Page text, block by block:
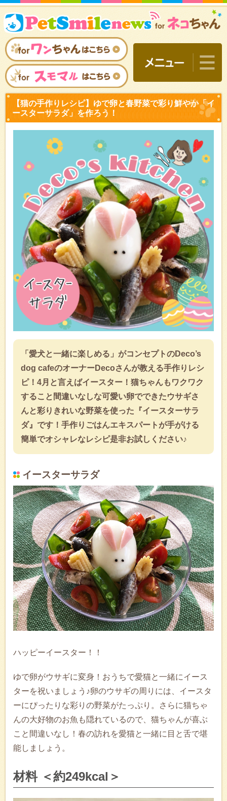
【猫の手作りレシピ】ゆで
ースターサラダ」を作ろう
「愛犬と一緒に楽しめる」がコンセプトのDeco’s
dog cafeのオーナーDecoさんが教える手作りレシ
ピ！4月と言えばイースター！猫ちゃんもワクワク
すること間違いなしな可愛い卵でできたウサギさ
んと彩りきれいな野菜を使った『イースターサラ
ダ』です！手作りごはんエキスパートが手がける
簡単でオシャレなレシピ是非お試しください♪
イースターサラダ
ハッピーイースター！！
ゆで卵がウサギに変身！おうちで愛猫と一緒にイース
ターを祝いましょう♪卵のウサギの周りには、イースタ
ーにぴったりな彩りの野菜がたっぷり。さらに猫ちゃ
んの大好物のお魚も隠れているので、猫ちゃんが喜ぶ
こと間違いなし！春の訪れを愛猫と一緒に目と舌で堪
能しましょう。
材料 ＜約249kcal＞